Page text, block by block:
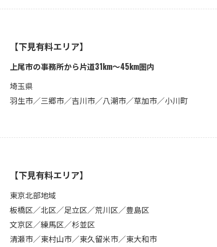
【下見有料エリア】
上尾市の事務所から片道31km〜45km圏内
埼玉県
羽生市／三郷市／吉川市／八潮市／草加市／小川町
【下見有料エリア】
東京北部地域
板橋区／北区／足立区／荒川区／豊島区
文京区／練馬区／杉並区
清瀬市／東村山市／東久留米市／東大和市